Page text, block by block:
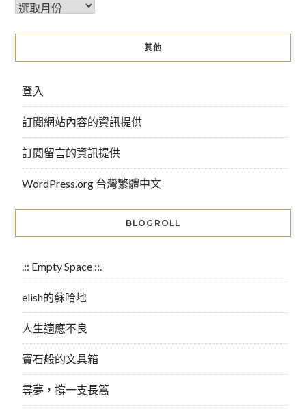
其他
登入
訂閱網站內容的資訊提供
訂閱留言的資訊提供
WordPress.org 台灣繁體中文
BLOGROLL
.:: Empty Space ::.
elish的蘇哈地
人生適應不良
寶石般的文具箱
尋夢，撐一支長篙